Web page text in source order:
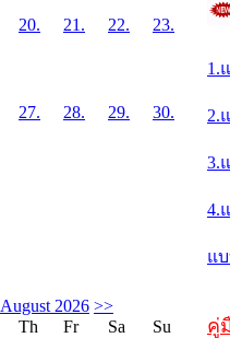
20. 21. 22. 23.
27. 28. 29. 30.
August 2026 >>
Th Fr Sa
Su
1.
2.
3.
4.
แ
คู่